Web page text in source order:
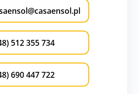
512 355 734
690 447 722